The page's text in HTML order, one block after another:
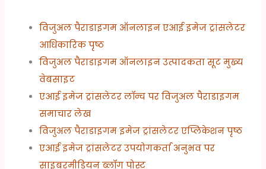
विजुअल पैराडाइगम ऑनलाइन एआई इमेज ट्रांसलेटर
आधिकारिक पृष्ठ
विजुअल पैराडाइगम ऑनलाइन उत्पादकता सूट मुख्य
वेबसाइट
एआई इमेज ट्रांसलेटर लॉन्च पर विजुअल पैराडाइगम
समाचार लेख
विजुअल पैराडाइगम इमेज ट्रांसलेटर एप्लिकेशन पृष्ठ
एआई इमेज ट्रांसलेटर उपयोगकर्ता अनुभव पर
साइबरमीडियन ब्लॉग पोस्ट